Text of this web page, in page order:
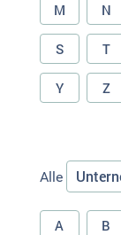
M N
S T
Y Z
Alle
A B